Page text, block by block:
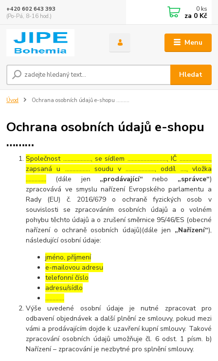
Menu
Hledat
+420 602 643 393
(Po-Pá, 8-16 hod.)
0 ks
za 0 Kč
Úvod Ochrana osobních údajů e-shopu ………
Ochrana osobních údajů e-shopu
………
Společnost ………………., se sídlem ………………………, IČ …………………,
zapsaná u …………….. soudu v ……………….., oddíl …., vložka
………….. (dále jen „prodávající“ nebo „správce“)
zpracovává ve smyslu nařízení Evropského parlamentu a
Rady (EU) č. 2016/679 o ochraně fyzických osob v
souvislosti se zpracováním osobních údajů a o volném
pohybu těchto údajů a o zrušení směrnice 95/46/ES (obecné
nařízení o ochraně osobních údajů)(dále jen „Nařízení“),
následující osobní údaje:
jméno, příjmení
e-mailovou adresu
telefonní číslo
adresu/sídlo
………....
Výše uvedené osobní údaje je nutné zpracovat pro
odbavení objednávek a další plnění ze smlouvy, pokud mezi
vámi a prodávajícím dojde k uzavření kupní smlouvy. Takové
zpracování osobních údajů umožňuje čl. 6 odst. 1 písm. b)
Nařízení – zpracování je nezbytné pro splnění smlouvy.